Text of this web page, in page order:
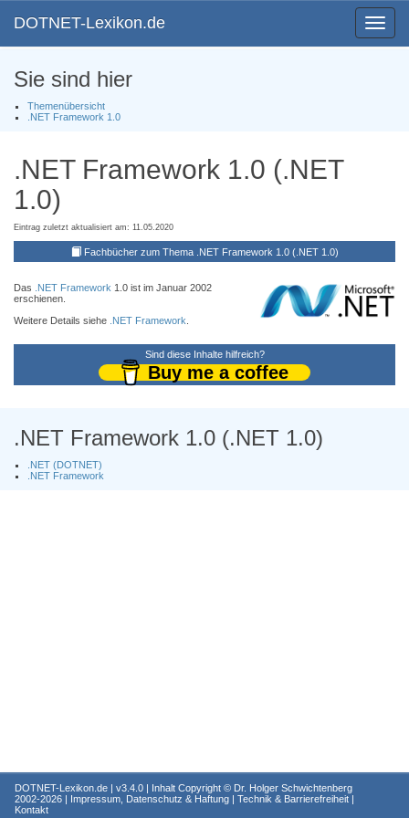
Toggle
DOTNET-Lexikon.de
Sie sind hier
Themenübersicht
.NET Framework 1.0
.NET Framework 1.0 (.NET
1.0)
Eintrag zuletzt aktualisiert am: 11.05.2020
Fachbücher zum Thema .NET Framework 1.0 (.NET 1.0)
Das .NET Framework 1.0 ist im Januar 2002
erschienen.
Weitere Details siehe .NET Framework
Sind diese Inhalte hilfreich?
Buy me a coffee
.NET Framework 1.0 (.NET 1.0)
.NET (DOTNET)
.NET Framework
DOTNET-Lexikon.de | v3.4.0 | Inhalt Copyright © Dr. Holger Schwichtenberg
2002-2026 | Impressum, Datenschutz & Haftung | Technik & Barrierefreiheit |
Kontakt